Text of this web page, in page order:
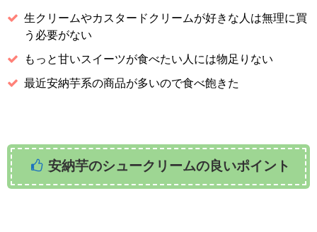
生クリームやカスタードクリームが好きな人は無理に買
う必要がない
もっと甘いスイーツが食べたい人には物足りない
最近安納芋系の商品が多いので食べ飽きた
安納芋のシュークリームの良いポイント